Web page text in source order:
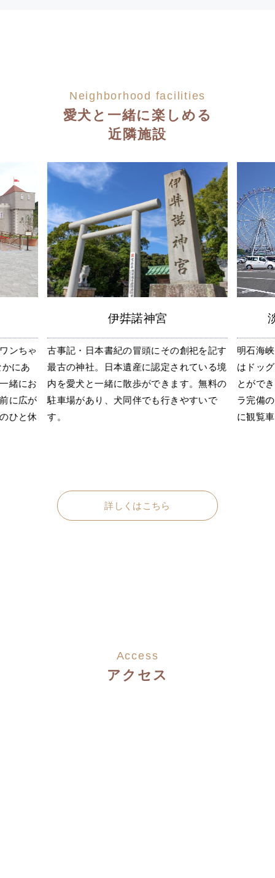
Neighborhood facilities
愛犬と一緒に楽しめる
近隣施設
ンちゃ
にあ
緒にお
に広が
ひと休
伊弉諾神宮
古事記・日本書紀の冒頭にその創祀を記す
最古の神社。日本遺産に認定されている境
内を愛犬と一緒に散歩ができます。無料の
駐車場があり、犬同伴でも行きやすいで
す。
明石海
はドッ
とがで
ラ完備
に観覧
詳しくはこちら
Access
アクセス